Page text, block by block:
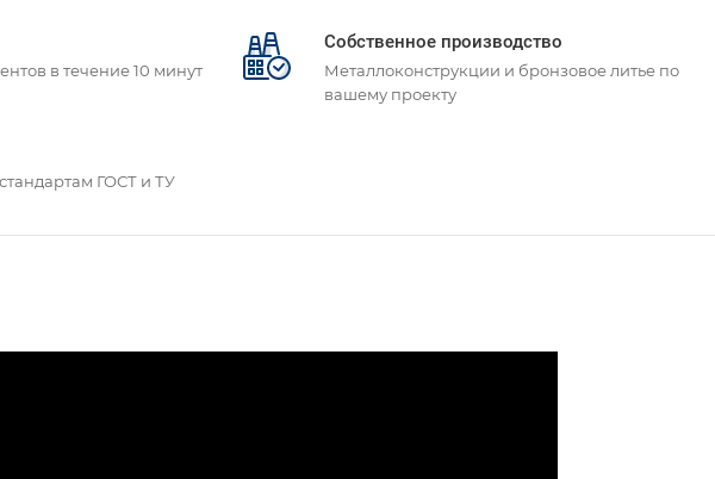
в течение 10 минут
Собственное производство
Металлоконструкции и бронзовое литье по
вашему проекту
ГОСТ и ТУ